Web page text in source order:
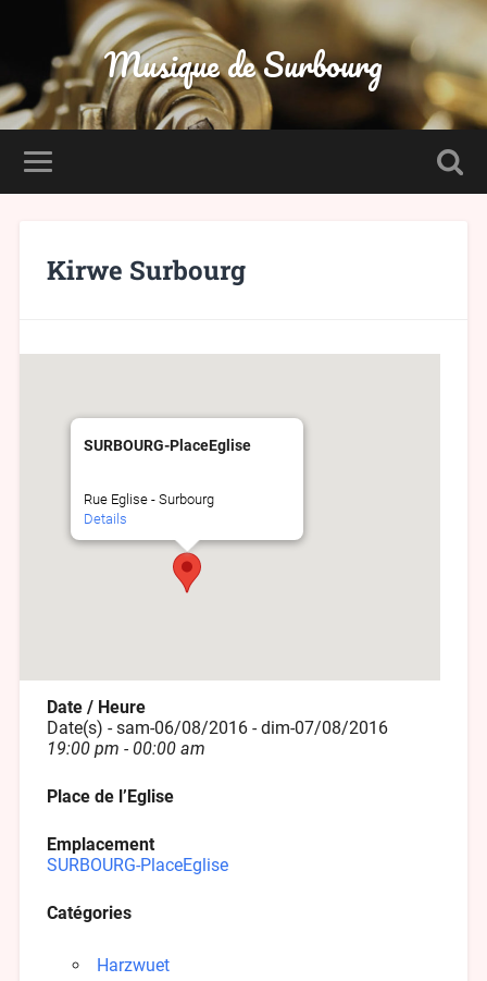
Musique de Surbourg
Kirwe Surbourg
SURBOURG-PlaceEglise
Rue Eglise - Surbourg
Details
Date / Heure
Date(s) - sam-06/08/2016 - dim-07/08/2016
19:00 pm - 00:00 am
Place de l’Eglise
Emplacement
SURBOURG-PlaceEglise
Catégories
Harzwuet